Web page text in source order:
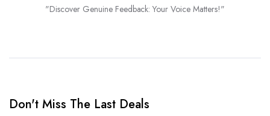
"Discover Genuine Feedback: Your Voice Matters!"
Don't Miss The Last Deals